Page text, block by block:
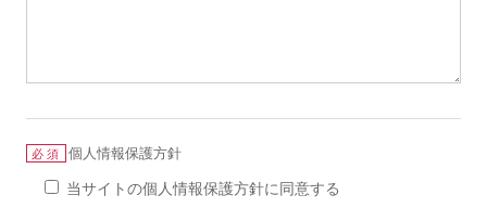
必須 個人情報保護方針
当サイトの個人情報保護方針に同意する